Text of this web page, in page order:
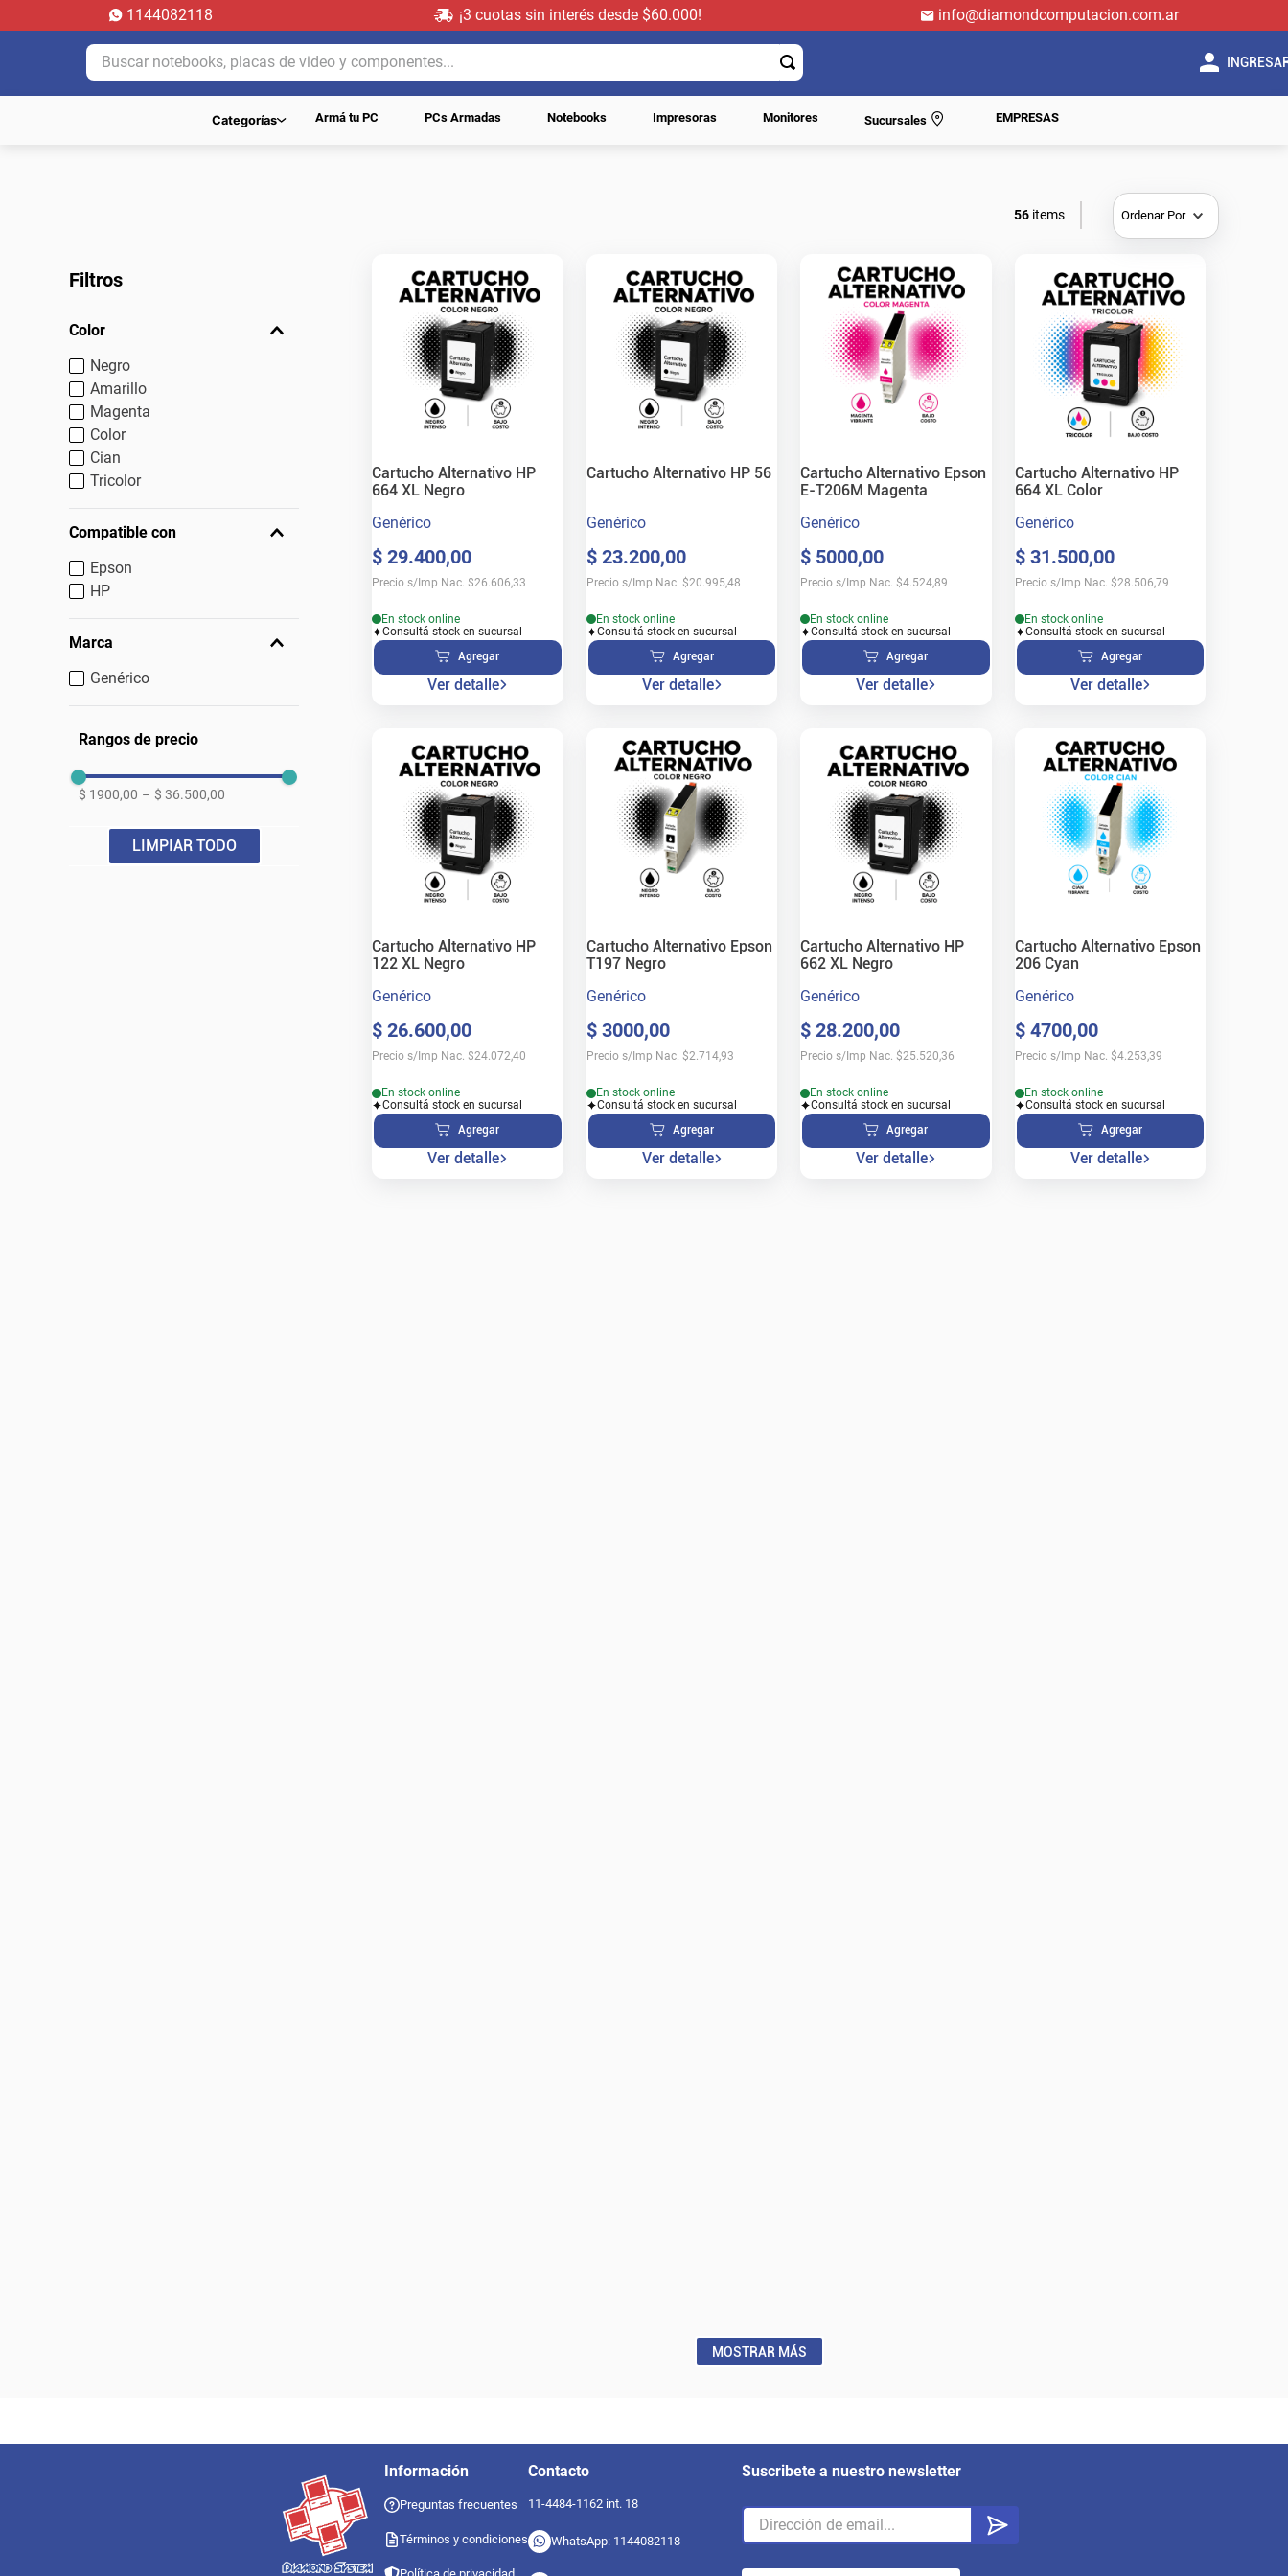
1144082118 ¡3 cuotas sin interés desde $60.000!
info@diamondcomputacion.com.ar
Buscar notebooks, placas de video y componentes...
Categorías Armá tu PC PCs Armadas Notebooks Impresoras Monitores Sucursales EMPRESAS
56 Ordenar Por
Filtros
Color
Negro
Amarillo
Magenta
Color
Cian
Tricolor
Compatible con
Epson
HP
Marca
Genérico
Rangos de precio
$ 1900,00 – $ 36.500,00
LIMPIAR TODO
Cartucho Alternativo HP
664 XL Negro
Genérico
$ 29.400,00
Precio s/Imp Nac. $26.606,33
En stock online
Consultá stock en sucursal
Agregar
Ver detalle
Cartucho Alternativo HP 56
Genérico
$ 23.200,00
Precio s/Imp Nac. $20.995,48
En stock online
Consultá stock en sucursal
Agregar
Ver detalle
Cartucho Alternativo Epson
E-T206M Magenta
Genérico
$ 5000,00
Precio s/Imp Nac. $4.524,89
En stock online
Consultá stock en sucursal
Agregar
Ver detalle
Cartucho Alternativo HP
664 XL Color
Genérico
$ 31.500,00
Precio s/Imp Nac. $28.506,79
En stock online
Consultá stock en sucursal
Agregar
Ver detalle
Cartucho Alternativo HP
122 XL Negro
Genérico
$ 26.600,00
Precio s/Imp Nac. $24.072,40
En stock online
Consultá stock en sucursal
Agregar
Ver detalle
Cartucho Alternativo Epson
T197 Negro
Genérico
$ 3000,00
Precio s/Imp Nac. $2.714,93
En stock online
Consultá stock en sucursal
Agregar
Ver detalle
Cartucho Alternativo HP
662 XL Negro
Genérico
$ 28.200,00
Precio s/Imp Nac. $25.520,36
En stock online
Consultá stock en sucursal
Agregar
Ver detalle
Cartucho Alternativo Epson
206 Cyan
Genérico
$ 4700,00
Precio s/Imp Nac. $4.253,39
En stock online
Consultá stock en sucursal
Agregar
Ver detalle
MOSTRAR MÁS
Información
Preguntas frecuentes
Términos y condiciones
Contacto
11-4484-1162 int. 18
WhatsApp: 1144082118
Suscribete a nuestro newsletter